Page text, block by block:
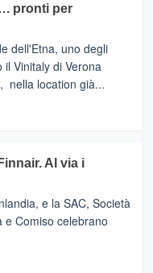
pronti per
dell'Etna, uno degli
Vinitaly di Verona
nella location già...
Al via i
e la SAC, Società
e Comiso celebrano